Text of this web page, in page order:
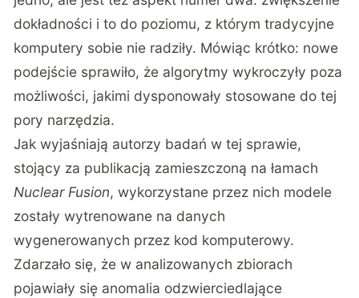
dokładności i to do poziomu, z którym tradycyjne
komputery sobie nie radziły. Mówiąc krótko: nowe
podejście sprawiło, że algorytmy wykroczyły poza
możliwości, jakimi dysponowały stosowane do tej
pory narzędzia.
Jak wyjaśniają autorzy badań w tej sprawie,
stojący za publikacją zamieszczoną na łamach
Nuclear Fusion, wykorzystane przez nich modele
zostały wytrenowane na danych
wygenerowanych przez kod komputerowy.
Zdarzało się, że w analizowanych zbiorach
pojawiały się anomalia odzwierciedlające